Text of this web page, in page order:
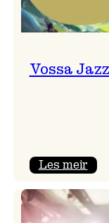
Vossa
Les meir:
Jazz